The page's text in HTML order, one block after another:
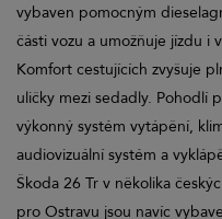
vybaven pomocným
části vozu a umožňuje jízdu i
Komfort cestujících zvyšuje
uličky mezi sedadly. Pohodlí
výkonný systém vytápění,
audiovizuální systém a
Škoda 26 Tr v několika
pro Ostravu jsou navíc